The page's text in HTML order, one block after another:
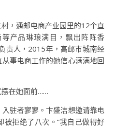
，通邮电商产业园里的12个直
产品琳琅满目，飘出阵阵香
责人，2015年，高邮市城南经
事电商工作的她信心满满地回
摆在她面前……
驻者寥寥。卞盛洁想邀请靠电
被拒绝了八次。“我自己做得好